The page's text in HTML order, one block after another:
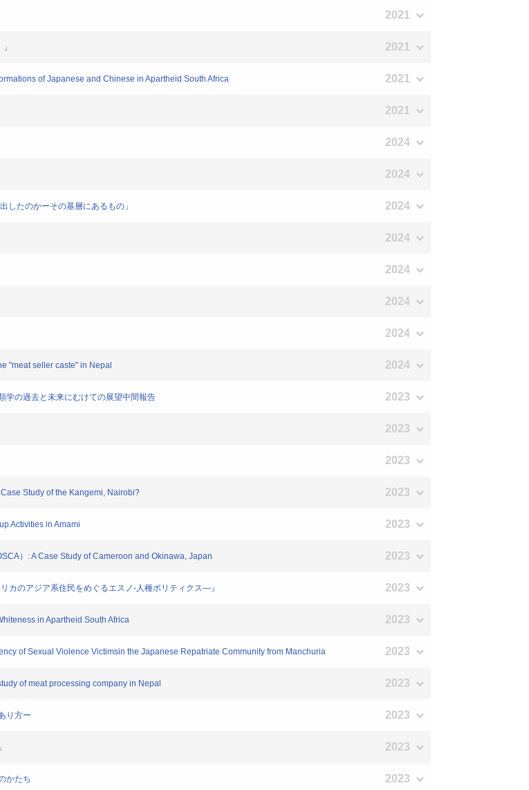
2021
2021
of Japanese and Chinese in Apartheid South Africa 2021
2021
2024
2024
したのかーその基層にあるもの」 2024
2024
2024
2024
2024
"meat seller caste" in Nepal 2024
学の過去と未来にむけての展望中間報告 2023
2023
2023
Study of the Kangemi, Nairobi? 2023
Activities in Amami 2023
）: A Case Study of Cameroon and Okinawa, Japan 2023
カのアジア系住民をめぐるエスノ-人種ポリティクス―』 2023
in Apartheid South Africa 2023
of Sexual Violence Victimsin the Japanese Repatriate Community from Manchuria 2023
of meat processing company in Nepal 2023
り方ー 2023
2023
かたち 2023